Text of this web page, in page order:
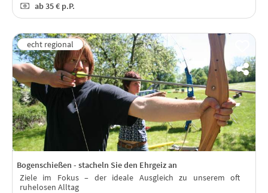
ab35 € p.P.
Bogenschießen - stacheln Sie den Ehrgeiz an
Ziele im Fokus – der ideale Ausgleich zu unserem oft
ruhelosen Alltag